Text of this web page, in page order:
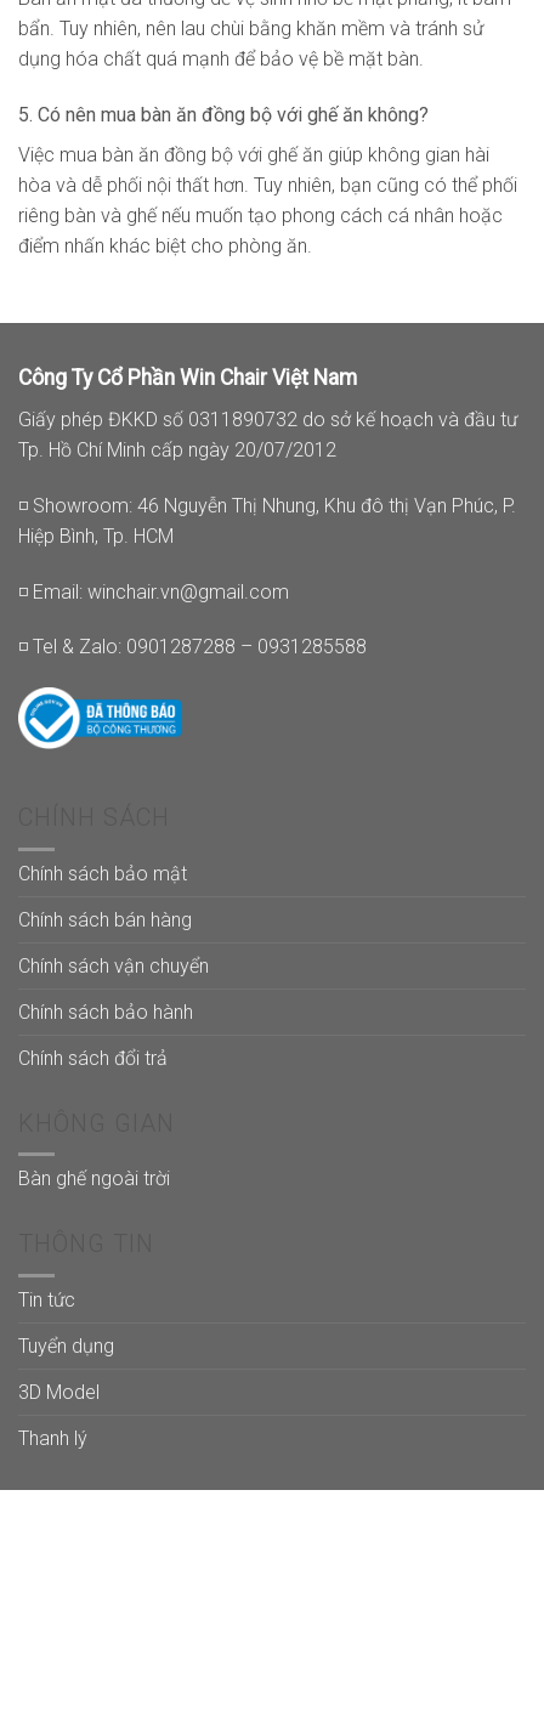
bẩn. Tuy nhiên, nên lau chùi bằng khăn mềm và tránh sử
dụng hóa chất quá mạnh để bảo vệ bề mặt bàn.
5. Có nên mua bàn ăn đồng bộ với ghế ăn không?
Việc mua bàn ăn đồng bộ với ghế ăn giúp không gian hài
hòa và dễ phối nội thất hơn. Tuy nhiên, bạn cũng có thể phối
riêng bàn và ghế nếu muốn tạo phong cách cá nhân hoặc
điểm nhấn khác biệt cho phòng ăn.
Công Ty Cổ Phần Win Chair Việt Nam
Giấy phép ĐKKD số 0311890732 do sở kế hoạch và đầu tư
Tp. Hồ Chí Minh cấp ngày 20/07/2012
◽ Showroom: 46 Nguyễn Thị Nhung, Khu đô thị Vạn Phúc, P.
Hiệp Bình, Tp. HCM
◽ Email: winchair.vn@gmail.com
◽ Tel & Zalo: 0901287288 – 0931285588
Chính sách bảo mật
Chính sách bán hàng
Chính sách vận chuyển
Chính sách bảo hành
Chính sách đổi trả
Bàn ghế ngoài trời
Tin tức
Tuyển dụng
3D Model
Thanh lý